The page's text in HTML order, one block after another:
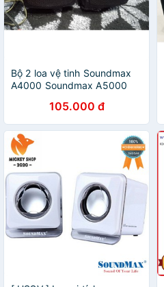
Bộ 2 loa vệ tinh Soundmax
A4000 Soundmax A5000
105.000 đ